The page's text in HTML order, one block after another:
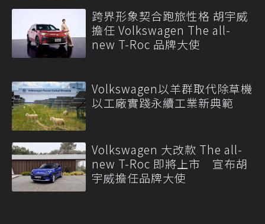
跨界形象契合跑旅性格 胡宇威
擔任 Volkswagen The all-
new T-Roc 品牌大使
Volkswagen以羊群取代除草機
以工廠實踐永續工業新典範
Volkswagen 大改款 The all-
new T-Roc 即將上市 宣布胡
宇威擔任品牌大使